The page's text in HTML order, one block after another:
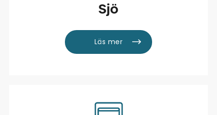
Sjö
Läs mer